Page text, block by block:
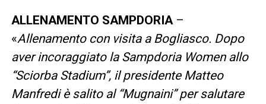
ALLENAMENTO SAMPDORIA –
«Allenamento con visita a Bogliasco. Dopo
aver incoraggiato la Sampdoria Women allo
“Sciorba Stadium”, il presidente Matteo
Manfredi è salito al “Mugnaini” per salutare